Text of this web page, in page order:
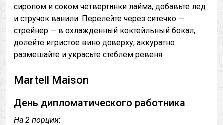
сиропом и соком четвертинки лайма, добавьте лед
и стручок ванили. Перелейте через ситечко —
стрейнер — в охлажденный коктейльный бокал,
долейте игристое вино доверху, аккуратно
размешайте и украсьте стеблем ревеня.
Martell Maison
День дипломатического работника
На 2 порции: